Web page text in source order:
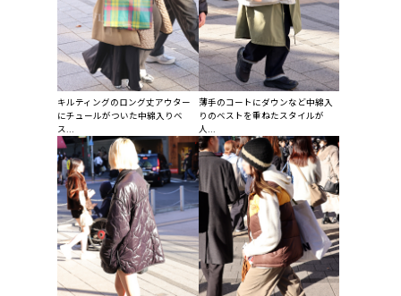
キルティングのロング丈アウター
にチュールがついた中綿入りベ
ス...
薄手のコートにダウンなど中綿入
りのベストを重ねたスタイルが
人...